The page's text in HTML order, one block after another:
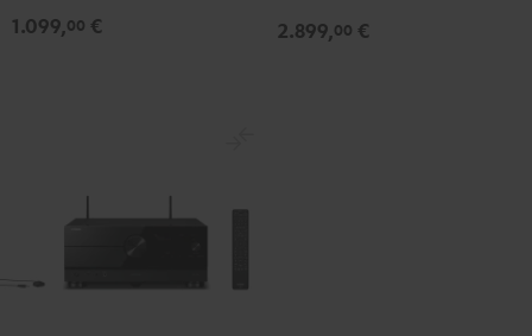
1.099,00 € 2.899,00 €